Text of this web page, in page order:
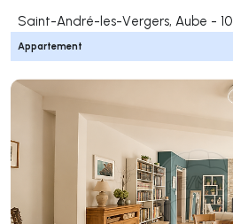
Saint-André-les-Vergers, Aube - 10
Appartement